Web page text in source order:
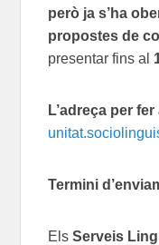
però ja s’ha
propostes de
presentar fins al
L’adreça per
Termini
ElsServeis